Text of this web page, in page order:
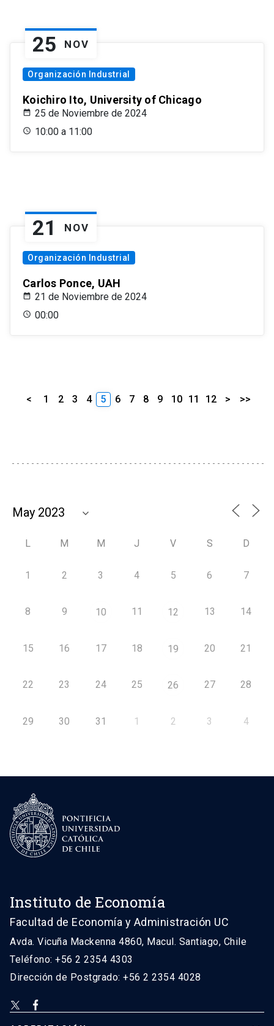
25 NOV
Organización Industrial
Koichiro Ito, University of Chicago
25 de Noviembre de 2024
10:00 a 11:00
21 NOV
Organización Industrial
Carlos Ponce, UAH
21 de Noviembre de 2024
00:00
< 1 2 3 4 5 6 7 8 9 10 11 12 > >>
L M M J V S D
1 2 3 4 5 6 7
8 9 10 11 12 13 14
15 16 17 18 19 20 21
22 23 24 25 26 27 28
29 30 31 1 2 3 4
Instituto de Economía
Facultad de Economía y Administración UC
Avda. Vicuña Mackenna 4860, Macul. Santiago, Chile
Teléfono: +56 2 2354 4303
Dirección de Postgrado: +56 2 2354 4028